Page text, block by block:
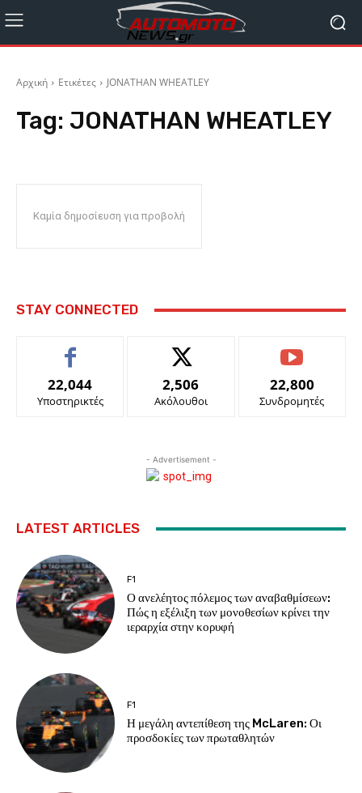
Αρχική Ετικέτες JONATHAN WHEATLEY
Tag: JONATHAN WHEATLEY
Καμία δημοσίευση για προβολή
STAY CONNECTED
22,044
Υποστηρικτές
2,506
Ακόλουθοι
22,800
Συνδρομητές
- Advertisement -
LATEST ARTICLES
F1
Ο ανελέητος πόλεμος των αναβαθμίσεων:
Πώς η εξέλιξη των μονοθεσίων κρίνει την
ιεραρχία στην κορυφή
F1
Η μεγάλη αντεπίθεση της McLaren: Οι
προσδοκίες των πρωταθλητών